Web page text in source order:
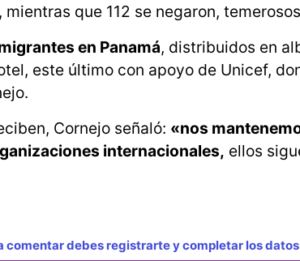
que 112 se negaron,
en Panamá, distribuidos en
este último con apoyo de Unicef,
Cornejo señaló: «nos
internacionales, ellos
comentar debes registrarte y completar los